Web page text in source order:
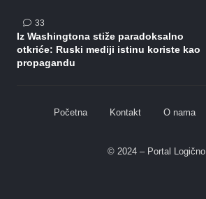
33komentara
Iz Washingtona stiže paradoksalno
otkriće: Ruski mediji istinu koriste kao
propagandu
Početna Kontakt O nama
© 2024 – Portal Logično